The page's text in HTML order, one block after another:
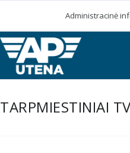
Administracinė
TARPMIESTINIAI